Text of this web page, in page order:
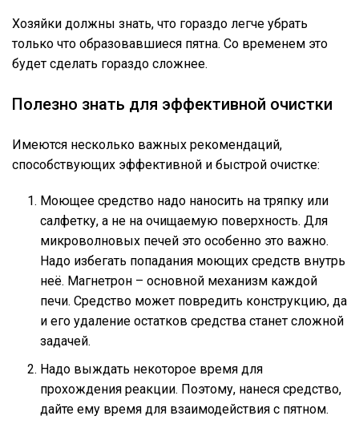
Хозяйки должны знать, что гораздо легче убрать
только что образовавшиеся пятна. Со временем это
будет сделать гораздо сложнее.
Полезно знать для эффективной очистки
Имеются несколько важных рекомендаций,
способствующих эффективной и быстрой очистке:
Моющее средство надо наносить на тряпку или
салфетку, а не на очищаемую поверхность. Для
микроволновых печей это особенно это важно.
Надо избегать попадания моющих средств внутрь
неё. Магнетрон – основной механизм каждой
печи. Средство может повредить конструкцию, да
и его удаление остатков средства станет сложной
задачей.
Надо выждать некоторое время для
прохождения реакции. Поэтому, нанеся средство,
дайте ему время для взаимодействия с пятном.